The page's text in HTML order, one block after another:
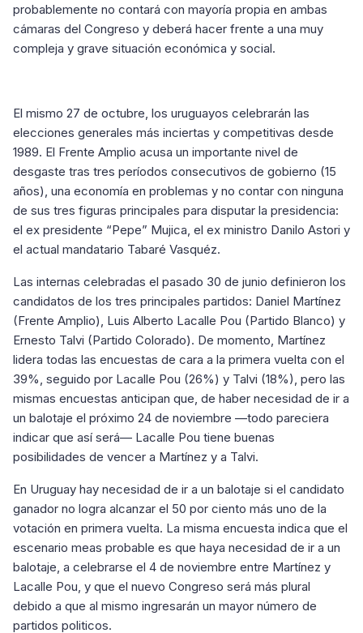
probablemente no contará con mayoría propia en ambas
cámaras del Congreso y deberá hacer frente a una muy
compleja y grave situación económica y social.
El mismo 27 de octubre, los uruguayos celebrarán las
elecciones generales más inciertas y competitivas desde
1989. El Frente Amplio acusa un importante nivel de
desgaste tras tres períodos consecutivos de gobierno (15
años), una economía en problemas y no contar con ninguna
de sus tres figuras principales para disputar la presidencia:
el ex presidente “Pepe” Mujica, el ex ministro Danilo Astori y
el actual mandatario Tabaré Vasquéz.
Las internas celebradas el pasado 30 de junio definieron los
candidatos de los tres principales partidos: Daniel Martínez
(Frente Amplio), Luis Alberto Lacalle Pou (Partido Blanco) y
Ernesto Talvi (Partido Colorado). De momento, Martínez
lidera todas las encuestas de cara a la primera vuelta con el
39%, seguido por Lacalle Pou (26%) y Talvi (18%), pero las
mismas encuestas anticipan que, de haber necesidad de ir a
un balotaje el próximo 24 de noviembre —todo pareciera
indicar que así será— Lacalle Pou tiene buenas
posibilidades de vencer a Martínez y a Talvi.
En Uruguay hay necesidad de ir a un balotaje si el candidato
ganador no logra alcanzar el 50 por ciento más uno de la
votación en primera vuelta. La misma encuesta indica que el
escenario meas probable es que haya necesidad de ir a un
balotaje, a celebrarse el 4 de noviembre entre Martínez y
Lacalle Pou, y que el nuevo Congreso será más plural
debido a que al mismo ingresarán un mayor número de
partidos politicos.